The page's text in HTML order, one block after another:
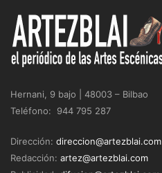
Hernani, 9 bajo | 48003 – Bilbao
Teléfono: 944 795 287
Dirección: direccion@artezblai.com
Redacción: artez@artezblai.com